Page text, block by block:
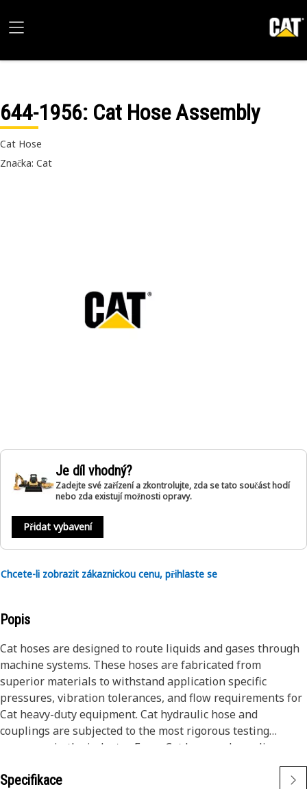
644-1956: Cat Hose Assembly
Cat Hose
Značka: Cat
Je díl vhodný?
Zadejte své zařízení a zkontrolujte, zda se tato součást hodí
nebo zda existují možnosti opravy.
Přidat vybavení
Chcete-li zobrazit zákaznickou cenu, přihlaste se
Popis
Cat hoses are designed to route liquids and gases through
machine systems. These hoses are fabricated from
superior materials to withstand application specific
pressures, vibration tolerances, and flow requirements for
Cat heavy-duty equipment. Cat hydraulic hose and
couplings are subjected to the most rigorous testing
processes in the industry. Every Cat hose and coupling
combination is tested as a system to ensure a perfect fit
that yields maximum safety and dependability.
Specifikace